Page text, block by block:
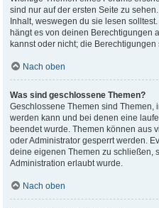
sind nur auf der ersten Seite zu
Inhalt, weswegen du sie lesen
hängt es von deinen Berechtigungen
kannst oder nicht; die
Nach oben
Was sind geschlossene Themen?
Geschlossene Themen sind Themen,
werden kann und bei denen eine
beendet wurde. Themen können aus
oder Administrator gesperrt werden.
deine eigenen Themen zu schließen,
Administration erlaubt wurde.
Nach oben